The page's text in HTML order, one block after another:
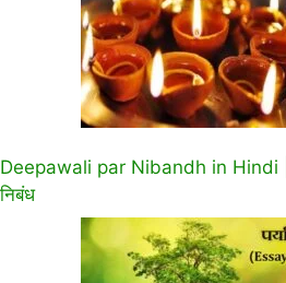
Deepawali par Nibandh in Hindi |
निबंध